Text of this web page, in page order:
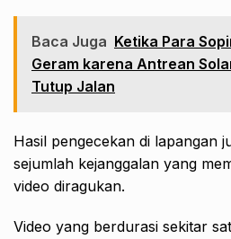
Baca Juga Ketika Para
Geram karena Antrean
Tutup Jalan
Hasil pengecekan di lapangan
sejumlah kejanggalan yang
video diragukan.
Video yang berdurasi sekitar